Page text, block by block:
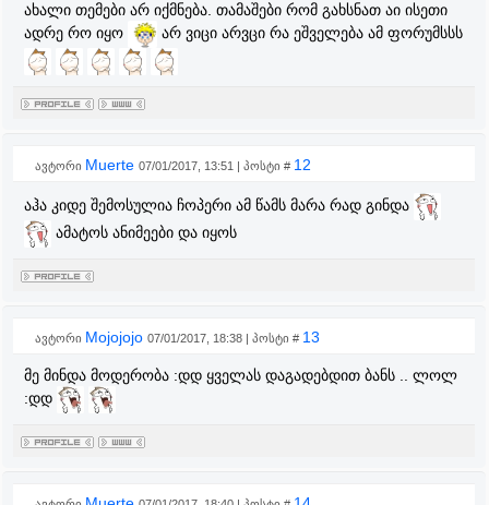
ახალი თემები არ იქმნება. თამაშები რომ გახსნათ აი ისეთი
ადრე რო იყო
არ ვიცი არვცი რა ეშველება ამ ფორუმსსს
ავტორი Muerte 07/01/2017, 13:51 | პოსტი # 12
აჰა კიდე შემოსულია ჩოპერი ამ წამს მარა რად გინდა
ამატოს ანიმეები და იყოს
ავტორი Mojojojo 07/01/2017, 18:38 | პოსტი # 13
მე მინდა მოდერობა :დდ ყველას დაგადებდით ბანს .. ლოლ
:დდ